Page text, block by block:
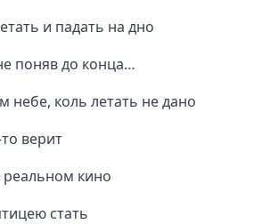
и падать на дно
поняв до конца…
небе, коль летать не дано
верит
реальном кино
стать